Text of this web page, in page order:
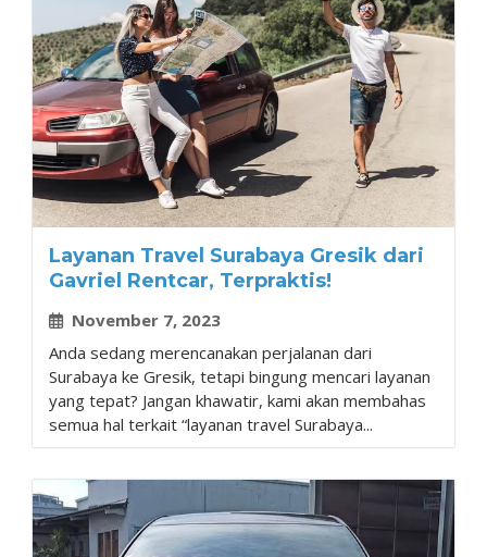
Layanan Travel Surabaya Gresik dari
Gavriel Rentcar, Terpraktis!
November 7, 2023
Anda sedang merencanakan perjalanan dari
Surabaya ke Gresik, tetapi bingung mencari layanan
yang tepat? Jangan khawatir, kami akan membahas
semua hal terkait “layanan travel Surabaya...